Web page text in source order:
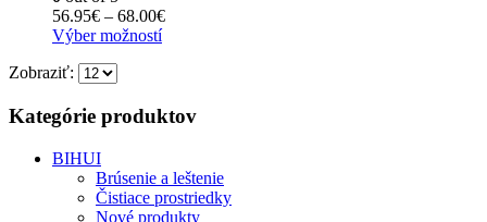
si
môžete
vybrať
produktu.
56.95€ – 68.00€Price
Výber možnostíTento
variantov.
môžete
vybrať
na
Zobraziť:
Kategórie produktov
BIHUI
Brúsenie a leštenie
Čistiace prostriedky
Nové produkty